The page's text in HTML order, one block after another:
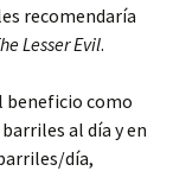
recomendaría
Lesser Evil.
beneficio como
al día y en
día,